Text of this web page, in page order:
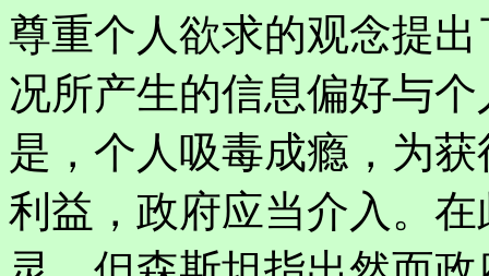
尊重个人欲求的观念提
况所产生的信息偏好与
是，个人吸毒成瘾，为
利益，政府应当介入。